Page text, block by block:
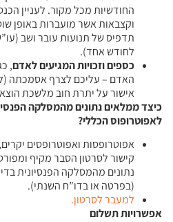
החודשיות מכל מקור. לעניין
וקצבאות אשר מועברות באופן
תדפיס של תנועות עובר ושב
לחודש אחד).
כספים וזכויות המגיעים לאדם,
האדם – עליכם לצרף אסמכתה
אישור על יתרת חוב מלשכת
כיצד ממלאים נתונים מהמסלקה
לאפוטרופוס הכללי?
אפוטרופסות ואפוטרופסים
קישור לסרטון הסבר מקיף
נתונים מהמסלקה הפנסיונית
(בפרטה או בדו”ח השנתי).
למעבר לסרטון.
אפשרויות תשלום